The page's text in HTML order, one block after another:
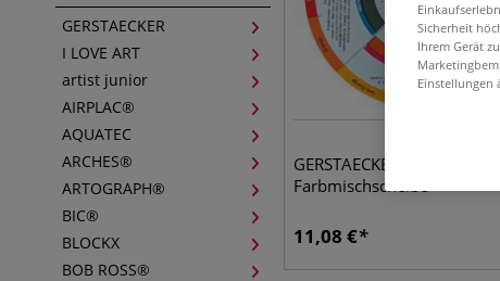
GERSTAECKER
I LOVE ART
artist junior
AIRPLAC®
AQUATEC
ARCHES®
ARTOGRAPH®
BIC®
BLOCKX
BOB ROSS®
GERSTAECKER Künstler-
Farbmischscheibe
11,08 €
Sicherheit
Ihrem Gerät
Einstellungen